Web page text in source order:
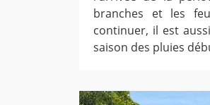
branches et les
continuer, il est
saison des pluies